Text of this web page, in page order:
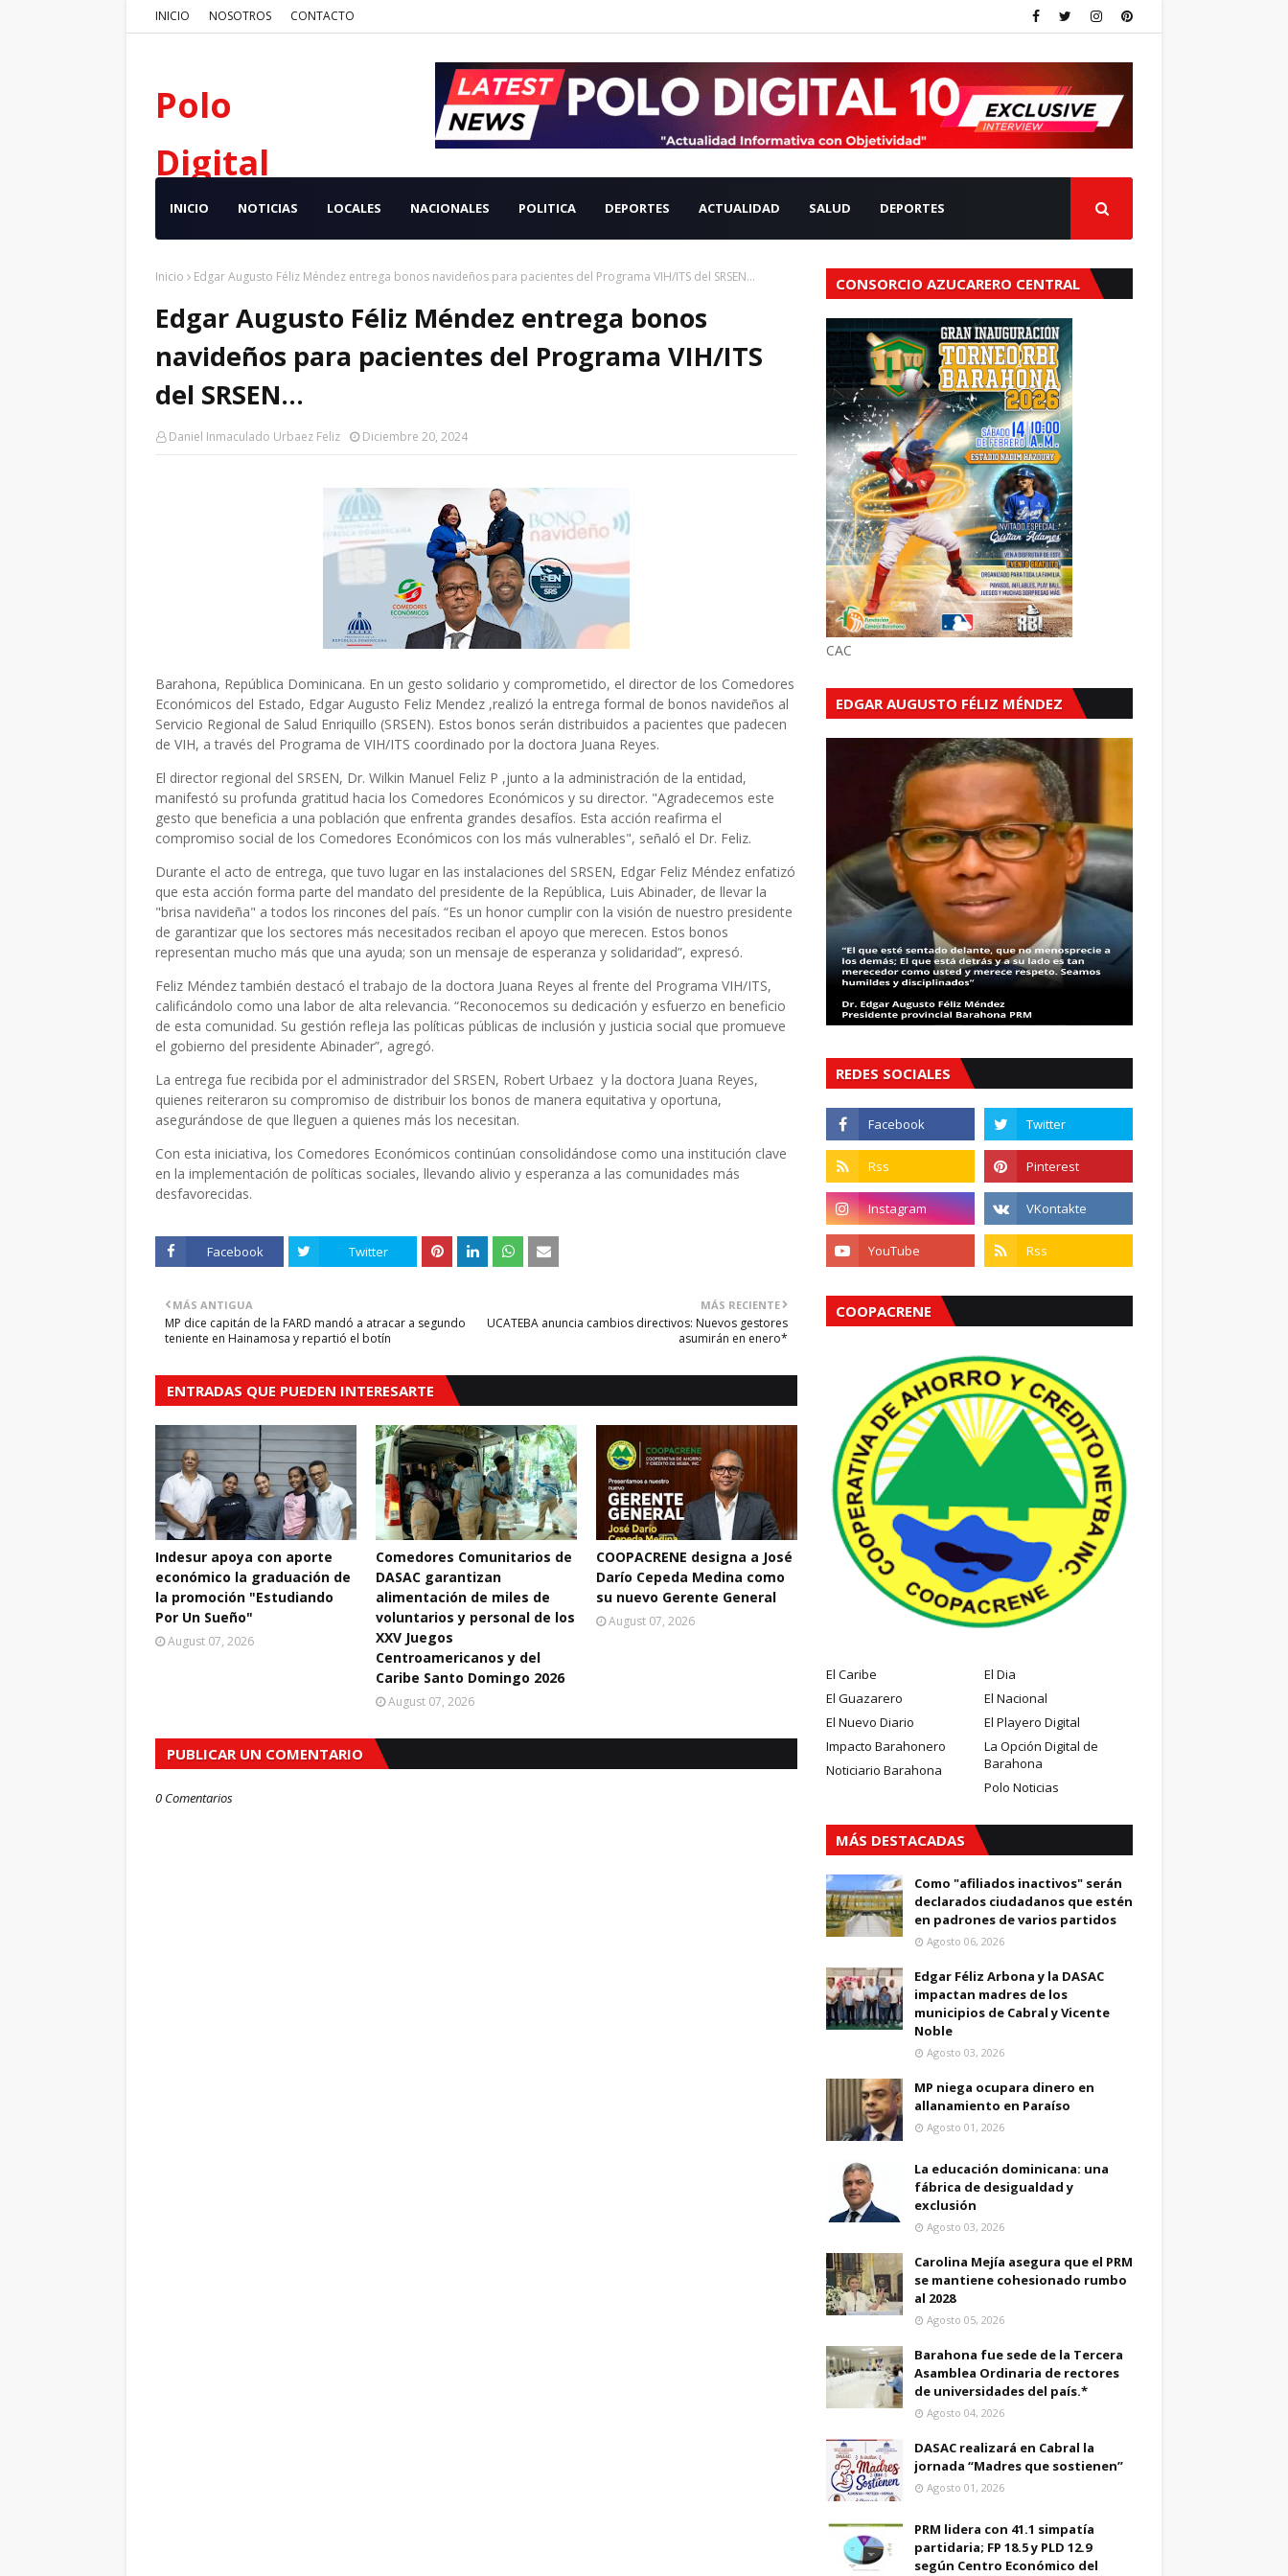
INICIO NOSOTROS CONTACTO
Polo
Digital
INICIO NOTICIAS LOCALES NACIONALES POLITICA DEPORTES ACTUALIDAD SALUD DEPORTES
Inicio Edgar Augusto Féliz Méndez entrega bonos navideños para pacientes del Programa VIH/ITS del SRSEN...
Edgar Augusto Féliz Méndez entrega bonos
navideños para pacientes del Programa VIH/ITS
del SRSEN...
Daniel Inmaculado Urbaez Feliz Diciembre 20, 2024
Barahona, República Dominicana. En un gesto solidario y comprometido, el director de los Comedores
Económicos del Estado, Edgar Augusto Feliz Mendez ,realizó la entrega formal de bonos navideños al
Servicio Regional de Salud Enriquillo (SRSEN). Estos bonos serán distribuidos a pacientes que padecen
de VIH, a través del Programa de VIH/ITS coordinado por la doctora Juana Reyes.
El director regional del SRSEN, Dr. Wilkin Manuel Feliz P ,junto a la administración de la entidad,
manifestó su profunda gratitud hacia los Comedores Económicos y su director. "Agradecemos este
gesto que beneficia a una población que enfrenta grandes desafíos. Esta acción reafirma el
compromiso social de los Comedores Económicos con los más vulnerables", señaló el Dr. Feliz.
Durante el acto de entrega, que tuvo lugar en las instalaciones del SRSEN, Edgar Feliz Méndez enfatizó
que esta acción forma parte del mandato del presidente de la República, Luis Abinader, de llevar la
"brisa navideña" a todos los rincones del país. “Es un honor cumplir con la visión de nuestro presidente
de garantizar que los sectores más necesitados reciban el apoyo que merecen. Estos bonos
representan mucho más que una ayuda; son un mensaje de esperanza y solidaridad”, expresó.
Feliz Méndez también destacó el trabajo de la doctora Juana Reyes al frente del Programa VIH/ITS,
calificándolo como una labor de alta relevancia. “Reconocemos su dedicación y esfuerzo en beneficio
de esta comunidad. Su gestión refleja las políticas públicas de inclusión y justicia social que promueve
el gobierno del presidente Abinader”, agregó.
La entrega fue recibida por el administrador del SRSEN, Robert Urbaez y la doctora Juana Reyes,
quienes reiteraron su compromiso de distribuir los bonos de manera equitativa y oportuna,
asegurándose de que lleguen a quienes más los necesitan.
Con esta iniciativa, los Comedores Económicos continúan consolidándose como una institución clave
en la implementación de políticas sociales, llevando alivio y esperanza a las comunidades más
desfavorecidas.
Facebook Twitter
MÁS RECIENTE
UCATEBA anuncia cambios directivos: Nuevos gestores
asumirán en enero*
MÁS ANTIGUA
MP dice capitán de la FARD mandó a atracar a segundo
teniente en Hainamosa y repartió el botín
ENTRADAS QUE PUEDEN INTERESARTE
Indesur apoya con aporte
económico la graduación de
la promoción "Estudiando
Por Un Sueño"
August 07, 2026
Comedores Comunitarios de
DASAC garantizan
alimentación de miles de
voluntarios y personal de los
XXV Juegos
Centroamericanos y del
Caribe Santo Domingo 2026
August 07, 2026
COOPACRENE designa a José
Darío Cepeda Medina como
su nuevo Gerente General
August 07, 2026
PUBLICAR UN COMENTARIO
0 Comentarios
CONSORCIO AZUCARERO CENTRAL
CAC
EDGAR AUGUSTO FÉLIZ MÉNDEZ
REDES SOCIALES
COOPACRENE
El Caribe
El Dia
El Guazarero
El Nacional
El Nuevo Diario
El Playero Digital
Impacto Barahonero
La Opción Digital de
Barahona
Noticiario Barahona
Polo Noticias
MÁS DESTACADAS
Como "afiliados inactivos" serán
declarados ciudadanos que estén
en padrones de varios partidos
Agosto 06, 2026
Edgar Féliz Arbona y la DASAC
impactan madres de los
municipios de Cabral y Vicente
Noble
Agosto 03, 2026
MP niega ocupara dinero en
allanamiento en Paraíso
Agosto 01, 2026
La educación dominicana: una
fábrica de desigualdad y
exclusión
Agosto 03, 2026
Carolina Mejía asegura que el PRM
se mantiene cohesionado rumbo
al 2028
Agosto 05, 2026
Barahona fue sede de la Tercera
Asamblea Ordinaria de rectores
de universidades del país.*
Agosto 04, 2026
DASAC realizará en Cabral la
jornada “Madres que sostienen”
Agosto 01, 2026
PRM lidera con 41.1 simpatía
partidaria; FP 18.5 y PLD 12.9
según Centro Económico del